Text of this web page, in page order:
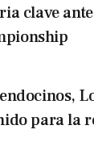
clave
para la